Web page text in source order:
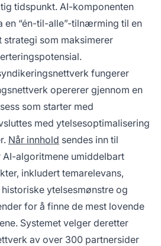
tidspunkt. AI-komponenten
en “én-til-alle”-tilnærming til en
som maksimerer
fungerer
opererer gjennom en
som starter med
med ytelsesoptimalisering
Når innhold sendes inn til
AI-algoritmene umiddelbart
inkludert temarelevans,
ytelsesmønstre og
for å finne de mest lovende
Systemet velger deretter
av over 300 partnersider